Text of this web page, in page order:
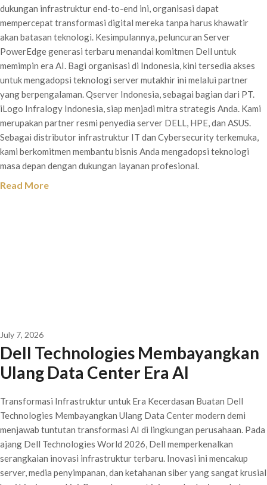
dukungan infrastruktur end-to-end ini, organisasi dapat
mempercepat transformasi digital mereka tanpa harus khawatir
akan batasan teknologi. Kesimpulannya, peluncuran Server
PowerEdge generasi terbaru menandai komitmen Dell untuk
memimpin era AI. Bagi organisasi di Indonesia, kini tersedia akses
untuk mengadopsi teknologi server mutakhir ini melalui partner
yang berpengalaman. Qserver Indonesia, sebagai bagian dari PT.
iLogo Infralogy Indonesia, siap menjadi mitra strategis Anda. Kami
merupakan partner resmi penyedia server DELL, HPE, dan ASUS.
Sebagai distributor infrastruktur IT dan Cybersecurity terkemuka,
kami berkomitmen membantu bisnis Anda mengadopsi teknologi
masa depan dengan dukungan layanan profesional.
Read More
July 7, 2026
Dell Technologies Membayangkan
Ulang Data Center Era AI
Transformasi Infrastruktur untuk Era Kecerdasan Buatan Dell
Technologies Membayangkan Ulang Data Center modern demi
menjawab tuntutan transformasi AI di lingkungan perusahaan. Pada
ajang Dell Technologies World 2026, Dell memperkenalkan
serangkaian inovasi infrastruktur terbaru. Inovasi ini mencakup
server, media penyimpanan, dan ketahanan siber yang sangat krusial